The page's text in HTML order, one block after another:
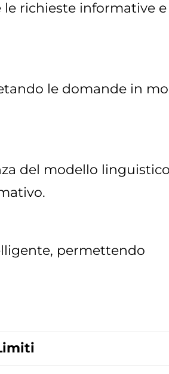
richieste informative
le domande in
del modello
permettendo